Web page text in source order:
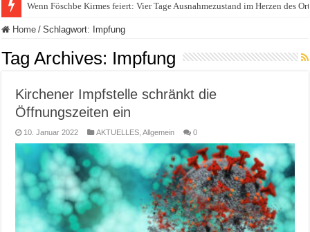
Polizeieinsatz nach Verkehrskontrolle im Bereich Niederfischbach –
Home / Schlagwort: Impfung
Tag Archives: Impfung
Kirchener Impfstelle schränkt die
Öffnungszeiten ein
10. Januar 2022 AKTUELLES ,Allgemein 0